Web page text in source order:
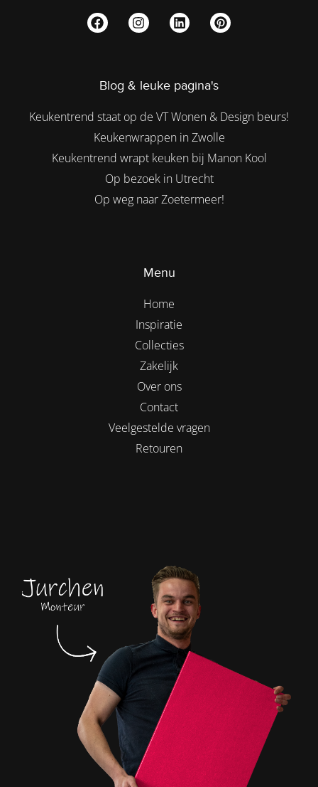
Blog & leuke pagina's
Keukentrend staat op de VT Wonen & Design beurs!
Keukenwrappen in Zwolle
Keukentrend wrapt keuken bij Manon Kool
Op bezoek in Utrecht
Op weg naar Zoetermeer!
Menu
Home
Inspiratie
Collecties
Zakelijk
Over ons
Contact
Veelgestelde vragen
Retouren